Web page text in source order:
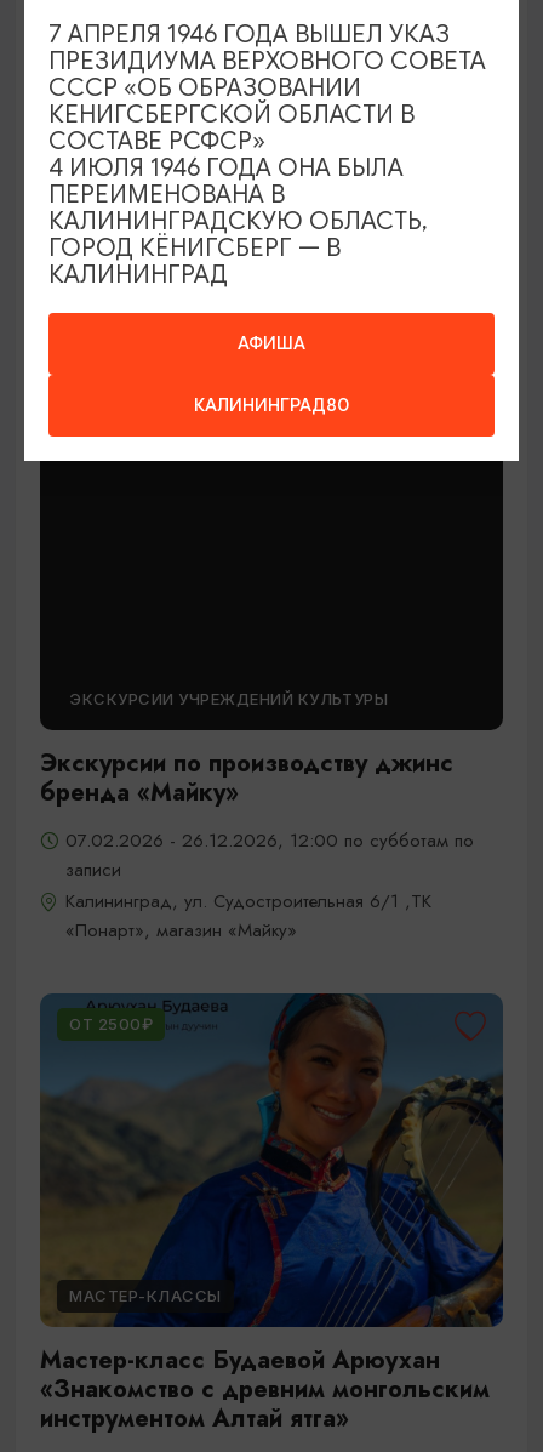
МАСТЕР-КЛАССЫ
Мастер-классы по керамике Елены
Бодяковой
Калининград, ул. Баранова, 45
ЭКСКУРСИИ УЧРЕЖДЕНИЙ КУЛЬТУРЫ
Экскурсии по производству джинс
бренда «Майку»
07.02.2026 - 26.12.2026, 12:00 по субботам по
записи
Калининград, ул. Судостроительная 6/1 ,ТК
«Понарт», магазин «Майку»
ОТ 2500₽
МАСТЕР-КЛАССЫ
Мастер-класс Будаевой Арюухан
«Знакомство с древним монгольским
инструментом Алтай ятга»
АФИША
КАЛИНИНГРАД80
7 АПРЕЛЯ 1946 ГОДА ВЫШЕЛ УКАЗ
ПРЕЗИДИУМА ВЕРХОВНОГО СОВЕТА
СССР «ОБ ОБРАЗОВАНИИ
КЕНИГСБЕРГСКОЙ ОБЛАСТИ В
СОСТАВЕ РСФСР»
4 ИЮЛЯ 1946 ГОДА ОНА БЫЛА
ПЕРЕИМЕНОВАНА В
КАЛИНИНГРАДСКУЮ ОБЛАСТЬ,
ГОРОД КЁНИГСБЕРГ — В
КАЛИНИНГРАД